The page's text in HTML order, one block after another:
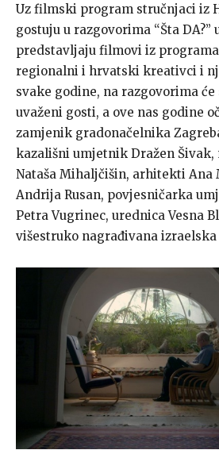
Uz filmski program stručnjaci iz
gostuju u razgovorima “Šta DA?”
predstavljaju filmovi iz
regionalni i hrvatski kreativci i
svake godine, na razgovorima
uvaženi gosti, a ove nas godine
zamjenik gradonačelnika
kazališni umjetnik Dražen Šivak,
Nataša Mihaljčišin, arhitekti Ana
Andrija Rusan, povjesničarka
Petra Vugrinec, urednica Vesna
višestruko nagrađivana